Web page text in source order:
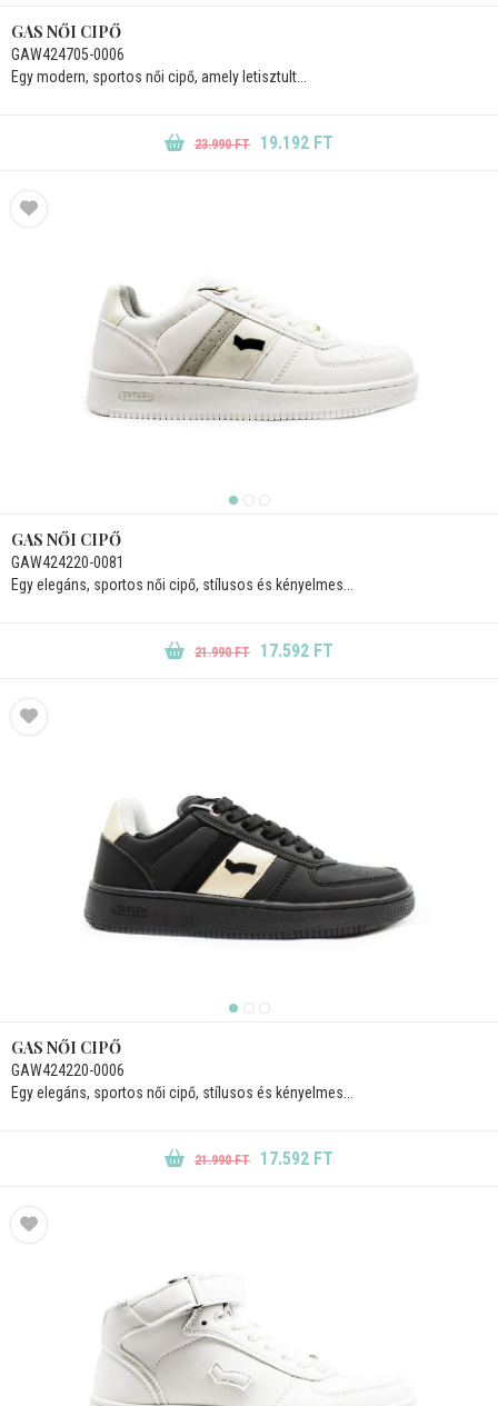
GAS NŐI CIPŐ
GAW424705-0006
Egy modern, sportos női cipő, amely letisztult...
23.990 FT 19.192 FT
GAS NŐI CIPŐ
GAW424220-0081
Egy elegáns, sportos női cipő, stílusos és kényelmes...
21.990 FT 17.592 FT
GAS NŐI CIPŐ
GAW424220-0006
Egy elegáns, sportos női cipő, stílusos és kényelmes...
21.990 FT 17.592 FT